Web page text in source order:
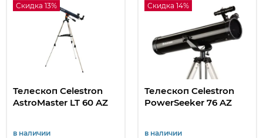
Скидка 13%
Телескоп Celestron
AstroMaster LT 60 AZ
в наличии
Скидка 14%
Телескоп Celestron
PowerSeeker 76 AZ
в наличии